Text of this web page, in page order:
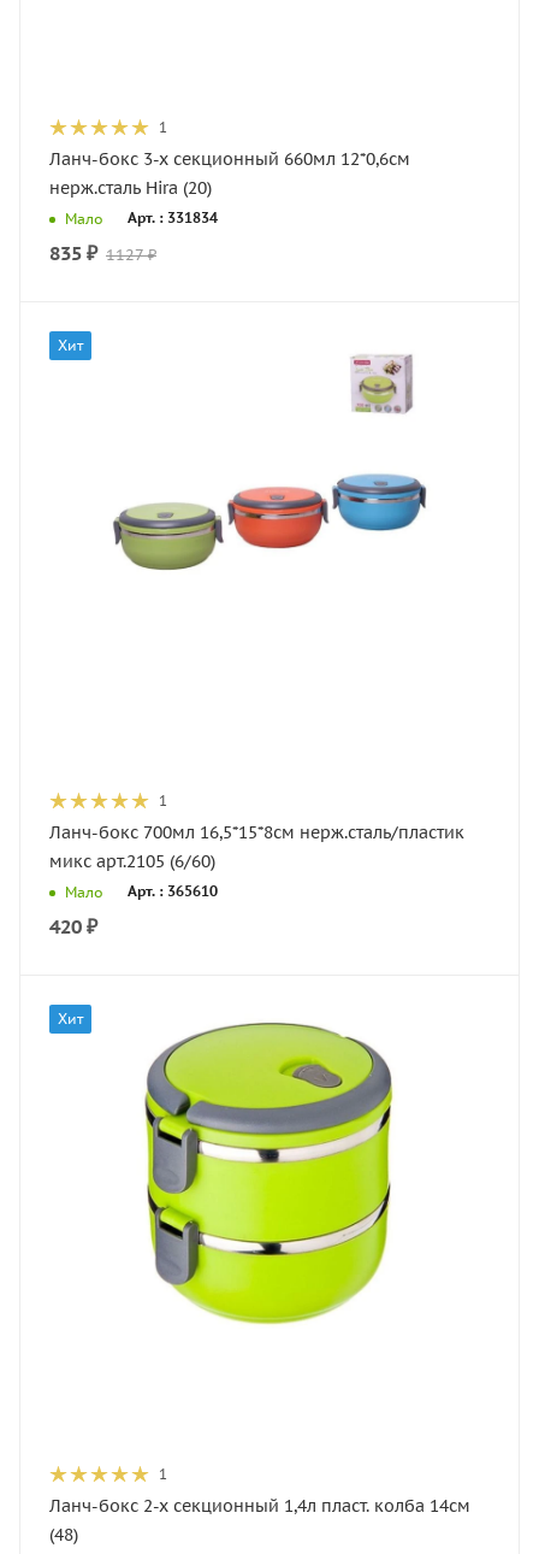
1
Ланч-бокс 3-х секционный 660мл 12*0,6см
нерж.сталь Hira (20)
Мало Арт. : 331834
835 ₽ 1127 ₽
Хит
1
Ланч-бокс 700мл 16,5*15*8см нерж.сталь/пластик
микс арт.2105 (6/60)
Мало Арт. : 365610
420 ₽
Хит
1
Ланч-бокс 2-х секционный 1,4л пласт. колба 14см
(48)